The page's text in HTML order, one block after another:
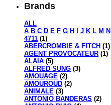
Brands
ALL
A B C D E F G H I J K L M N
4711 (1)
ABERCROMBIE & FITCH (1)
AGENT PROVOCATEUR (1)
ALAIA (5)
ALFRED SUNG (3)
AMOUAGE (2)
AMOUROUD (2)
ANIMALE (3)
ANTONIO BANDERAS (2)